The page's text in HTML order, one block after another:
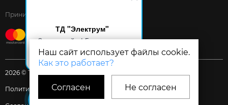
ТД "Электрум"
Здравствуйте! Готов помочь
вам. Напишите мне, если у
вас появятся вопросы.
Наш сайт использует файлы cookie.
Как это работает?
Согласен Не согласен
Принимаем к оплате:
2026 © Торговый дом «Электрум»
Политика и Согласия